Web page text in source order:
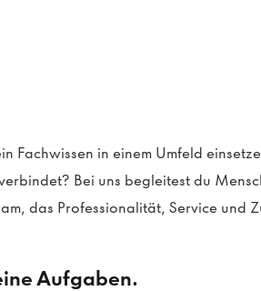
Fachwissen in einem Umfeld
Bei uns begleitest du
das Professionalität, Service und
Aufgaben.